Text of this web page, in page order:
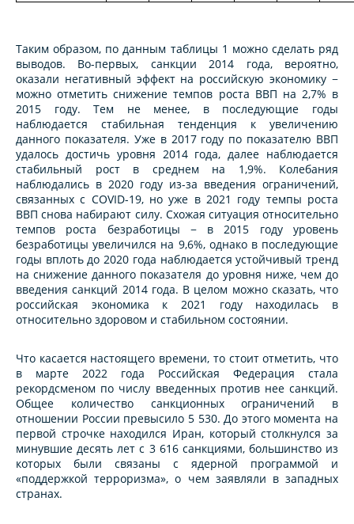
Таким образом, по данным таблицы 1 можно сделать ряд
выводов. Во-первых, санкции 2014 года, вероятно,
оказали негативный эффект на российскую экономику −
можно отметить снижение темпов роста ВВП на 2,7% в
2015 году. Тем не менее, в последующие годы
наблюдается стабильная тенденция к увеличению
данного показателя. Уже в 2017 году по показателю ВВП
удалось достичь уровня 2014 года, далее наблюдается
стабильный рост в среднем на 1,9%. Колебания
наблюдались в 2020 году из-за введения ограничений,
связанных с COVID-19, но уже в 2021 году темпы роста
ВВП снова набирают силу. Схожая ситуация относительно
темпов роста безработицы − в 2015 году уровень
безработицы увеличился на 9,6%, однако в последующие
годы вплоть до 2020 года наблюдается устойчивый тренд
на снижение данного показателя до уровня ниже, чем до
введения санкций 2014 года. В целом можно сказать, что
российская экономика к 2021 году находилась в
относительно здоровом и стабильном состоянии.
Что касается настоящего времени, то стоит отметить, что
в марте 2022 года Российская Федерация стала
рекордсменом по числу введенных против нее санкций.
Общее количество санкционных ограничений в
отношении России превысило 5 530. До этого момента на
первой строчке находился Иран, который столкнулся за
минувшие десять лет с 3 616 санкциями, большинство из
которых были связаны с ядерной программой и
«поддержкой терроризма», о чем заявляли в западных
странах.